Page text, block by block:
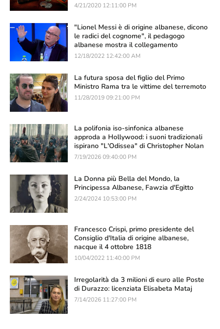
4/21/2020 12:11:00 PM
"Lionel Messi è di origine albanese, dicono
le radici del cognome", il pedagogo
albanese mostra il collegamento
12/18/2022 12:42:00 AM
La futura sposa del figlio del Primo
Ministro Rama tra le vittime del terremoto
11/28/2019 09:21:00 PM
La polifonia iso-sinfonica albanese
approda a Hollywood: i suoni tradizionali
ispirano "L'Odissea" di Christopher Nolan
7/19/2026 09:40:00 PM
La Donna più Bella del Mondo, la
Principessa Albanese, Fawzia d'Egitto
2/24/2024 10:53:00 PM
Francesco Crispi, primo presidente del
Consiglio d'Italia di origine albanese,
nacque il 4 ottobre 1818
10/04/2022 11:40:00 PM
Irregolarità da 3 milioni di euro alle Poste
di Durazzo: licenziata Elisabeta Mataj
7/14/2026 11:27:00 PM